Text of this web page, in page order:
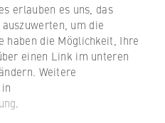
erlauben es uns, das
um die
haben die Möglichkeit, Ihre
einen Link im unteren
Weitere